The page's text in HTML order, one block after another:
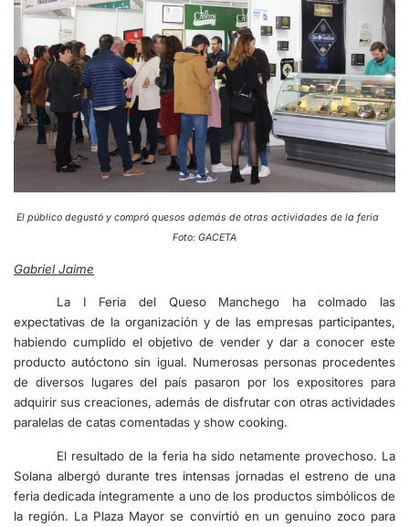
El público degustó y compró quesos además de otras actividades de la feria
Foto: GACETA
Gabriel Jaime
La I Feria del Queso Manchego ha colmado las
expectativas de la organización y de las empresas participantes,
habiendo cumplido el objetivo de vender y dar a conocer este
producto autóctono sin igual. Numerosas personas procedentes
de diversos lugares del país pasaron por los expositores para
adquirir sus creaciones, además de disfrutar con otras actividades
paralelas de catas comentadas y show cooking.
El resultado de la feria ha sido netamente provechoso. La
Solana albergó durante tres intensas jornadas el estreno de una
feria dedicada íntegramente a uno de los productos simbólicos de
la región. La Plaza Mayor se convirtió en un genuino zoco para